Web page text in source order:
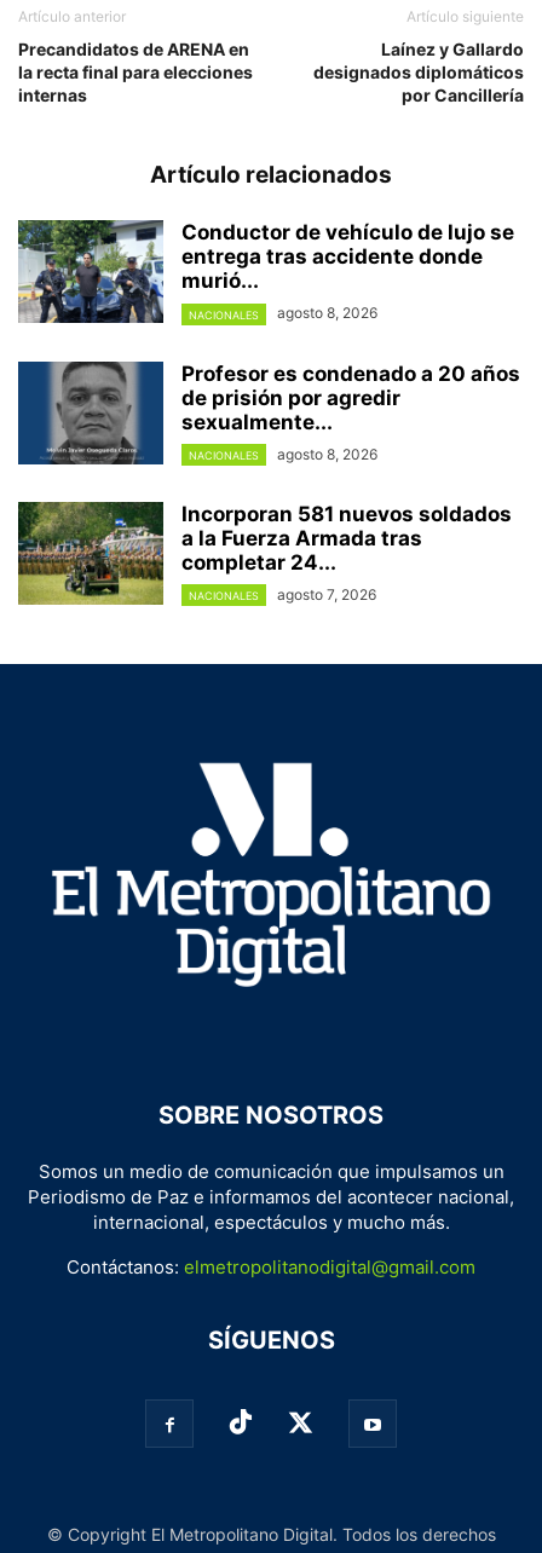
Artículo anterior
Precandidatos de ARENA en
la recta final para elecciones
internas
Artículo siguiente
Laínez y Gallardo
designados diplomáticos
por Cancillería
Artículo relacionados
Conductor de vehículo de lujo se
entrega tras accidente donde
murió...
NACIONALES agosto 8, 2026
Profesor es condenado a 20 años
de prisión por agredir
sexualmente...
NACIONALES agosto 8, 2026
Incorporan 581 nuevos soldados
a la Fuerza Armada tras
completar 24...
NACIONALES agosto 7, 2026
SOBRE NOSOTROS
Somos un medio de comunicación que impulsamos un
Periodismo de Paz e informamos del acontecer nacional,
internacional, espectáculos y mucho más.
Contáctanos: elmetropolitanodigital@gmail.com
SÍGUENOS
© Copyright El Metropolitano Digital. Todos los derechos